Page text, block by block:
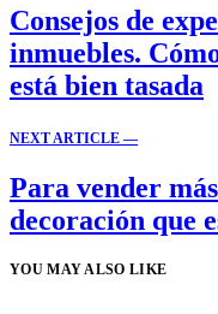
Consejos de
inmuebles.
está bien tasada
NEXT ARTICLE —
Para vender
decoración que
YOU MAY ALSO LIKE